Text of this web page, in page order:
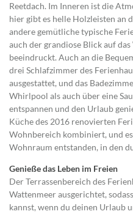
Reetdach. Im Inneren ist die
hier gibt es helle Holzleisten an
andere gemütliche typische
auch der grandiose Blick auf
beeindruckt. Auch an die
drei Schlafzimmer des
ausgestattet, und das
Whirlpool als auch über eine
entspannen und den Urlaub
Küche des 2016 renovierten
Wohnbereich kombiniert, und
Wohnraum entstanden, in den
Genieße das Leben im Freien
Der Terrassenbereich des
Wattenmeer ausgerichtet,
kannst, wenn du deinen Urlaub